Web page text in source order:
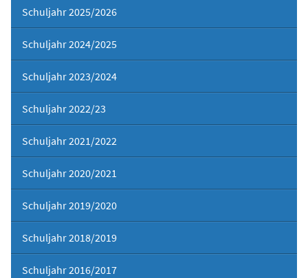
Schuljahr 2025/2026
Schuljahr 2024/2025
Schuljahr 2023/2024
Schuljahr 2022/23
Schuljahr 2021/2022
Schuljahr 2020/2021
Schuljahr 2019/2020
Schuljahr 2018/2019
Schuljahr 2016/2017